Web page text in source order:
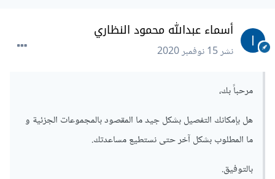
أسماء عبدالله محمود النظاري
نشر15 نوفمبر 2020
مرحباً بك،
هل بإمكانك التفصيل بشكل جيد ما المقصود بالمجموعات الجزئية و
ما المطلوب بشكل آخر حتى نستطيع مساعدتك.
بالتوفيق.